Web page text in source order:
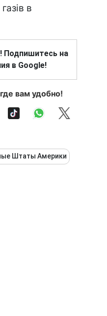
в
Подпишитесь на
в Google!
вам удобно!
Штаты Америки